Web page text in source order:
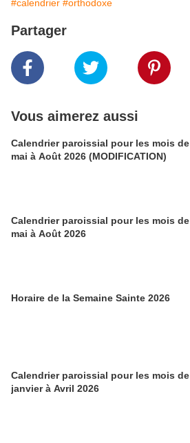
#calendrier #orthodoxe
Partager
Vous aimerez aussi
Calendrier paroissial pour les mois de
mai à Août 2026 (MODIFICATION)
Calendrier paroissial pour les mois de
mai à Août 2026
Horaire de la Semaine Sainte 2026
Calendrier paroissial pour les mois de
janvier à Avril 2026